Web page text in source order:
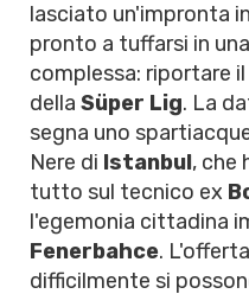
lasciato un'impronta
pronto a tuffarsi in
complessa: riportare il
della Süper Lig. La
segna uno
Nere di Istanbul, che
tutto sul tecnico ex
l'egemonia cittadina
Fenerbahce.
difficilmente si